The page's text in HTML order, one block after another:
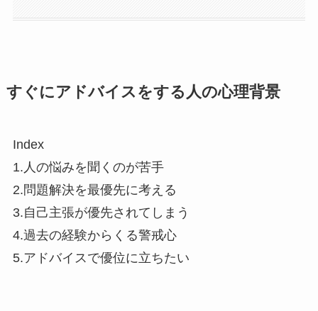
すぐにアドバイスをする人の心理背景
Index
1.人の悩みを聞くのが苦手
2.問題解決を最優先に考える
3.自己主張が優先されてしまう
4.過去の経験からくる警戒心
5.アドバイスで優位に立ちたい